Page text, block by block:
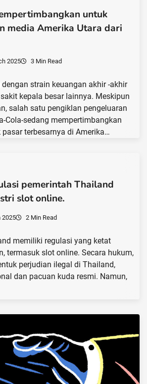
untuk
media Amerika Utara dari
2025 3 Min Read
dengan strain keuangan akhir -akhir
kepala besar lainnya. Meskipun
salah satu pengiklan pengeluaran
Cola-sedang mempertimbangkan
terbesarnya di Amerika…
pemerintah Thailand
slot online.
2025 2 Min Read
memiliki regulasi yang ketat
termasuk slot online. Secara hukum,
perjudian ilegal di Thailand,
dan pacuan kuda resmi. Namun,